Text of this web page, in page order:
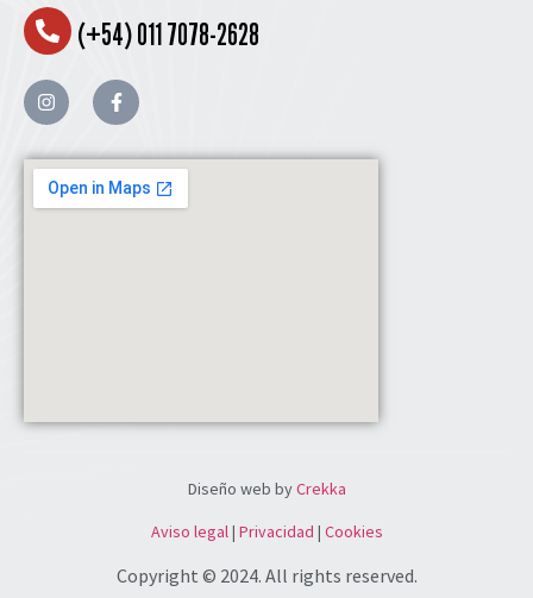
(+54) 011 7078-2628
Diseño web byCrekka
Aviso legal| Privacidad | Cookies
Copyright © 2024. All rights reserved.